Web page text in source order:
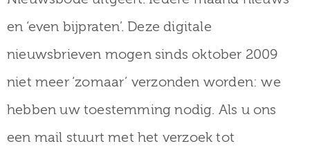
en ‘even bijpraten’. Deze digitale
nieuwsbrieven mogen sinds oktober 2009
niet meer ‘zomaar’ verzonden worden: we
hebben uw toestemming nodig. Als u ons
een mail stuurt met het verzoek tot